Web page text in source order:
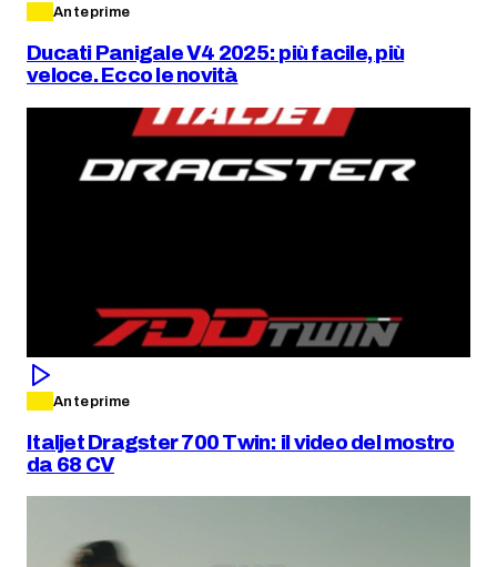
Anteprime
Ducati Panigale V4 2025: più facile, più
veloce. Ecco le novità
Anteprime
Italjet Dragster 700 Twin: il video del mostro
da 68 CV